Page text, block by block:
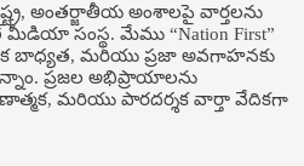
అంతర్జాతీయ అంశాలపై వార్తలను
మీడియా సంస్థ. మేము “Nation First”
బాధ్యత, మరియు ప్రజా అవగాహనకు
ప్రజల అభిప్రాయాలను
మరియు పారదర్శక వార్తా వేదికగా